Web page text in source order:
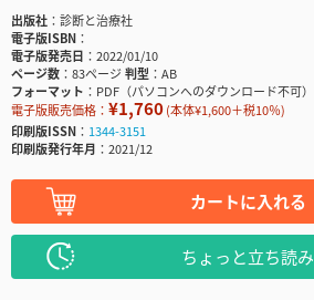
出版社
診断と治療社
電子版ISBN
電子版発売日
2022/01/10
ページ数
83ページ判型
AB
フォーマット
PDF（パソコンへのダウンロード不可）
電子版販売価格： ¥1,760(本体¥1,600＋税10％)
印刷版ISSN
1344-3151
印刷版発行年月
2021/12
カートに入れる
ちょっと立ち読み